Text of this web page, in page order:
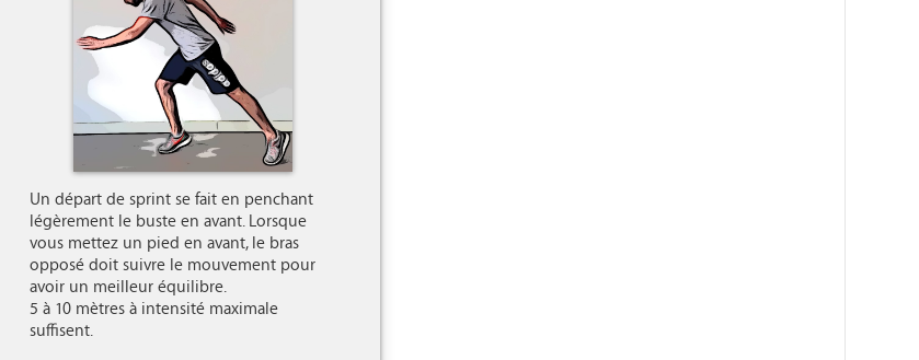
Un départ de sprint se fait en penchant
légèrement le buste en avant. Lorsque
vous mettez un pied en avant, le bras
opposé doit suivre le mouvement pour
avoir un meilleur équilibre.
5 à 10 mètres à intensité maximale
suffisent.